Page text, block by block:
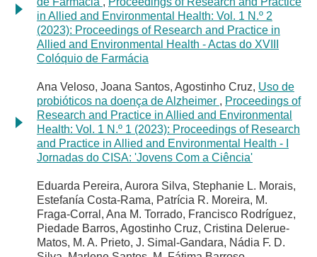
in Allied and Environmental Health: Vol. 1 N.º 2
(2023): Proceedings of Research and Practice in
Allied and Environmental Health - Actas do XVIII
Colóquio de Farmácia
Ana Veloso, Joana Santos, Agostinho Cruz, Uso de
probióticos na doença de Alzheimer , Proceedings of
Research and Practice in Allied and Environmental
Health: Vol. 1 N.º 1 (2023): Proceedings of Research
and Practice in Allied and Environmental Health - I
Jornadas do CISA: 'Jovens Com a Ciência'
Eduarda Pereira, Aurora Silva, Stephanie L. Morais,
Estefanía Costa-Rama, Patrícia R. Moreira, M.
Fraga-Corral, Ana M. Torrado, Francisco Rodríguez,
Piedade Barros, Agostinho Cruz, Cristina Delerue-
Matos, M. A. Prieto, J. Simal-Gandara, Nádia F. D.